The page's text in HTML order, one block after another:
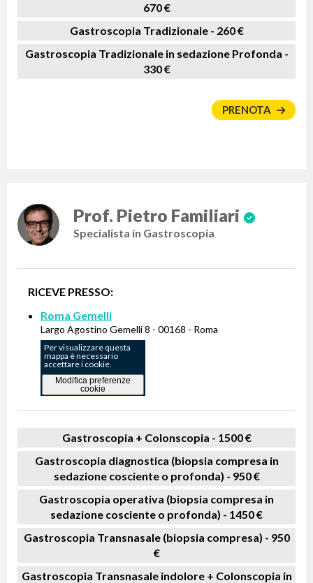
670 €
Gastroscopia Tradizionale - 260 €
Gastroscopia Tradizionale in sedazione Profonda -
330 €
PRENOTA
Prof. Pietro Familiari
Specialista in Gastroscopia
RICEVE PRESSO:
Roma Gemelli
Largo Agostino Gemelli 8 - 00168 - Roma
Per visualizzare questa
mappa è necessario
accettare i cookie.
Modifica preferenze
cookie
Gastroscopia + Colonscopia - 1500 €
Gastroscopia diagnostica (biopsia compresa in
sedazione cosciente o profonda) - 950 €
Gastroscopia operativa (biopsia compresa in
sedazione cosciente o profonda) - 1450 €
Gastroscopia Transnasale (biopsia compresa) - 950
€
Gastroscopia Transnasale indolore + Colonscopia in